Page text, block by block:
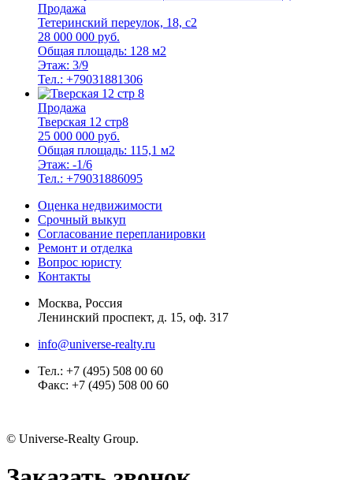
Продажа
Тетеринский переулок, 18, с2
28 000 000 руб.
Общая площадь: 128 м2
Этаж: 3/9
Тел.: +79031881306
Продажа
Тверская 12 стр8
25 000 000 руб.
Общая площадь: 115,1 м2
Этаж: -1/6
Тел.: +79031886095
Оценка недвижимости
Срочный выкуп
Согласование перепланировки
Ремонт и отделка
Вопрос юристу
Контакты
Москва, Россия
Ленинский проспект, д. 15, оф. 317
info@universe-realty.ru
Тел.: +7 (495) 508 00 60
Факс: +7 (495) 508 00 60
© Universe-Realty Group.